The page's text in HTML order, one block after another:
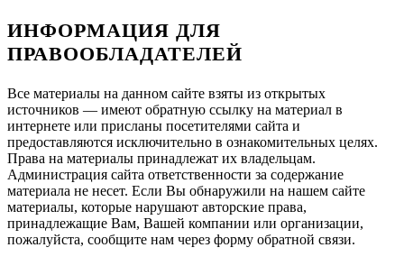
ИНФОРМАЦИЯ ДЛЯ
ПРАВООБЛАДАТЕЛЕЙ
Все материалы на данном сайте взяты из открытых
источников — имеют обратную ссылку на материал в
интернете или присланы посетителями сайта и
предоставляются исключительно в ознакомительных целях.
Права на материалы принадлежат их владельцам.
Администрация сайта ответственности за содержание
материала не несет. Если Вы обнаружили на нашем сайте
материалы, которые нарушают авторские права,
принадлежащие Вам, Вашей компании или организации,
пожалуйста, сообщите нам через форму обратной связи.